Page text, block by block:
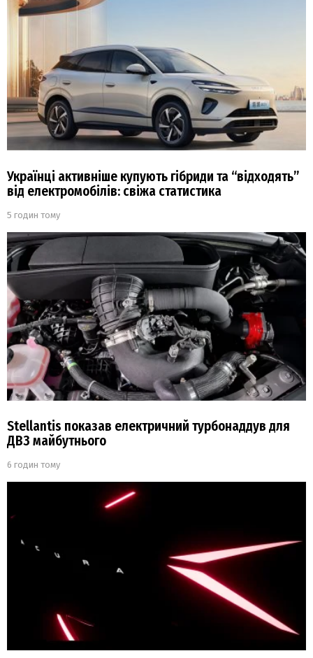
Українці активніше купують гібриди та “відходять”
від електромобілів: свіжа статистика
5 годин тому
Stellantis показав електричний турбонаддув для
ДВЗ майбутнього
6 годин тому